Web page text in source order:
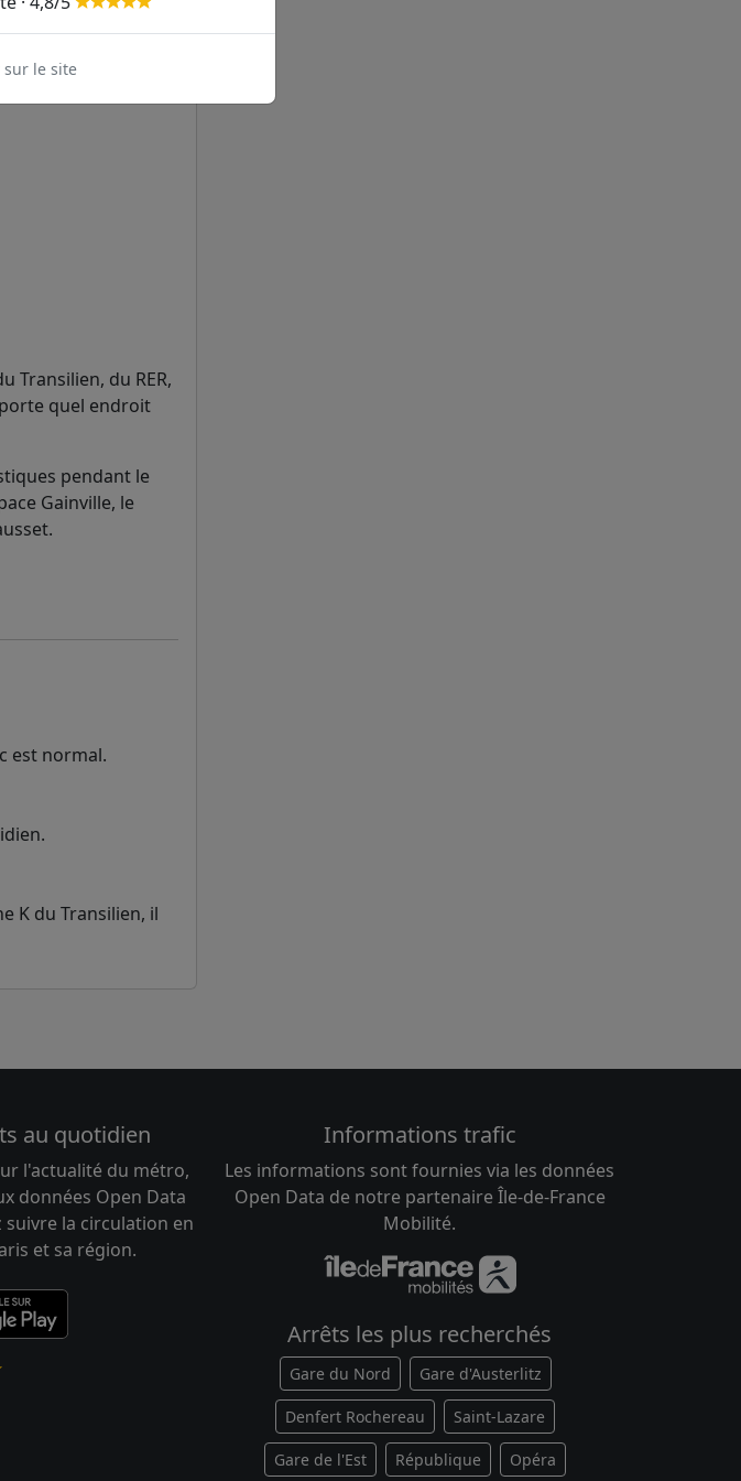
Transilien, du RER,
quel endroit
pendant le
Gainville, le
est normal.
K du Transilien, il
au quotidien
l'actualité du métro,
données Open Data
la circulation en
et sa région.
Informations trafic
Les informations sont fournies via les données
Open Data de notre partenaire Île-de-France
Mobilité.
Arrêts les plus recherchés
Gare du Nord Gare d'Austerlitz
Denfert Rochereau Saint-Lazare
Gare de l'Est République Opéra
le site